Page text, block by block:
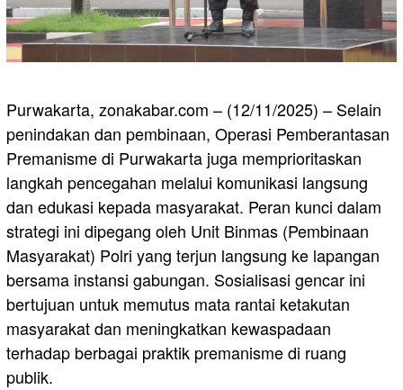
Purwakarta, zonakabar.com – (12/11/2025) – Selain
penindakan dan pembinaan, Operasi Pemberantasan
Premanisme di Purwakarta juga memprioritaskan
langkah pencegahan melalui komunikasi langsung
dan edukasi kepada masyarakat. Peran kunci dalam
strategi ini dipegang oleh Unit Binmas (Pembinaan
Masyarakat) Polri yang terjun langsung ke lapangan
bersama instansi gabungan. Sosialisasi gencar ini
bertujuan untuk memutus mata rantai ketakutan
masyarakat dan meningkatkan kewaspadaan
terhadap berbagai praktik premanisme di ruang
publik.